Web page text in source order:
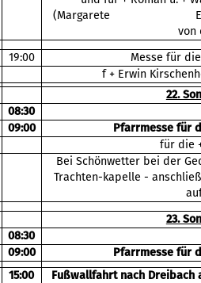
(Margarete
von
19:00
Messe für
f + Erwin
22.
08:30
09:00
Pfarrmesse für
für die
Bei Schönwetter bei der
Trachten-kapelle -
23.
08:30
09:00
Pfarrmesse für
15:00
Fußwallfahrt nach Dreibach